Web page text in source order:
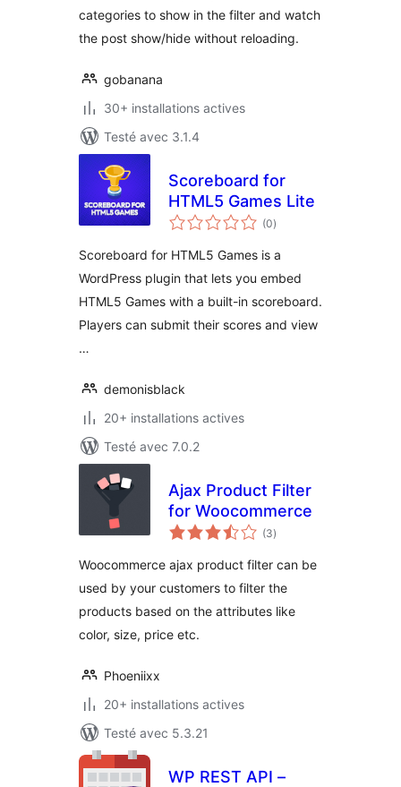
categories to show in the filter and watch
the post show/hide without reloading.
gobanana
30+ installations actives
Testé avec 3.1.4
Scoreboard for
HTML5 Games Lite
(0notes
en
)
Scoreboard for HTML5 Games is a
WordPress plugin that lets you embed
HTML5 Games with a built-in scoreboard.
Players can submit their scores and view
…
demonisblack
20+ installations actives
Testé avec 7.0.2
Ajax Product Filter
for Woocommerce
(3notes
en
)
Woocommerce ajax product filter can be
used by your customers to filter the
products based on the attributes like
color, size, price etc.
Phoeniixx
20+ installations actives
Testé avec 5.3.21
WP REST API –